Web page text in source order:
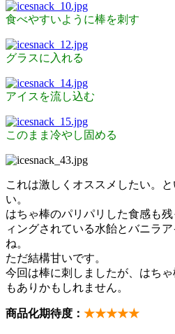
食べやすいように棒を刺す
グラスに入れる
アイスを流し込む
このまま冷やし固める
これは激しくオススメしたい。
い。
はちゃ棒のパリパリした食感も
ィングされている水飴とバニラ
ね。
ただ結構甘いです。
今回は棒に刺しましたが、はち
もありかもしれません。
商品化期待度： ★★★★★